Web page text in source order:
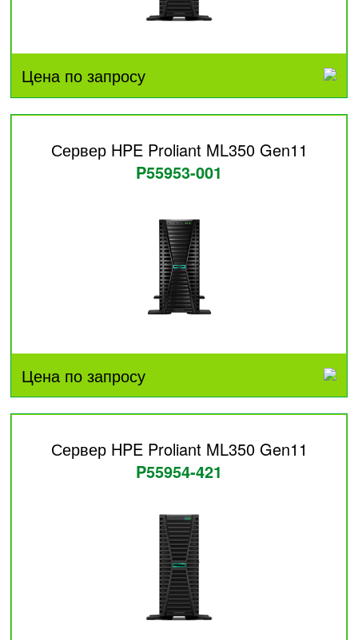
Цена по запросу
Сервер HPE Proliant ML350 Gen11
P55953-001
Цена по запросу
Сервер HPE Proliant ML350 Gen11
P55954-421